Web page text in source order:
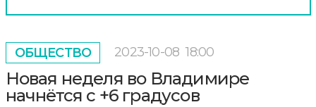
ОБЩЕСТВО 2023-10-08 18:00
Новая неделя во Владимире
начнётся с +6 градусов